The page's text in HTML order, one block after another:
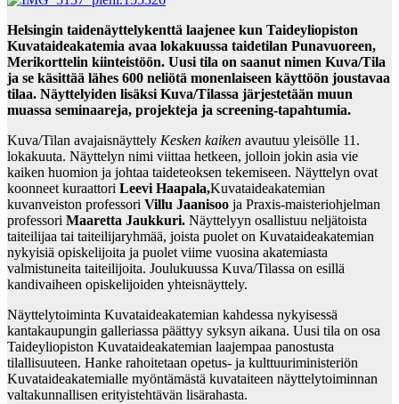
Helsingin taidenäyttelykenttä laajenee kun Taideyliopiston
Kuvataideakatemia avaa lokakuussa taidetilan Punavuoreen,
Merikorttelin kiinteistöön. Uusi tila on saanut nimen Kuva/Tila
ja se käsittää lähes 600 neliötä monenlaiseen käyttöön joustavaa
tilaa. Näyttelyiden lisäksi Kuva/Tilassa järjestetään muun
muassa seminaareja, projekteja ja screening-tapahtumia.
Kuva/Tilan avajaisnäyttely Kesken kaiken avautuu yleisölle 11.
lokakuuta. Näyttelyn nimi viittaa hetkeen, jolloin jokin asia vie
kaiken huomion ja johtaa taideteoksen tekemiseen. Näyttelyn ovat
koonneet kuraattori Leevi Haapala,Kuvataideakatemian
kuvanveiston professori Villu Jaanisoo ja Praxis-maisteriohjelman
professori Maaretta Jaukkuri. Näyttelyyn osallistuu neljätoista
taiteilijaa tai taiteilijaryhmää, joista puolet on Kuvataideakatemian
nykyisiä opiskelijoita ja puolet viime vuosina akatemiasta
valmistuneita taiteilijoita. Joulukuussa Kuva/Tilassa on esillä
kandivaiheen opiskelijoiden yhteisnäyttely.
Näyttelytoiminta Kuvataideakatemian kahdessa nykyisessä
kantakaupungin galleriassa päättyy syksyn aikana. Uusi tila on osa
Taideyliopiston Kuvataideakatemian laajempaa panostusta
tilallisuuteen. Hanke rahoitetaan opetus- ja kulttuuriministeriön
Kuvataideakatemialle myöntämästä kuvataiteen näyttelytoiminnan
valtakunnallisen erityistehtävän lisärahasta.